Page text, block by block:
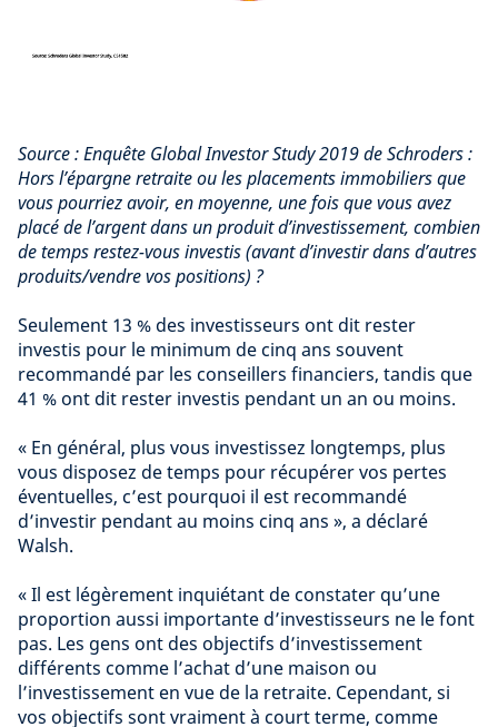
Source : Enquête Global Investor Study 2019 de Schroders :
Hors l’épargne retraite ou les placements immobiliers que
vous pourriez avoir, en moyenne, une fois que vous avez
placé de l’argent dans un produit d’investissement, combien
de temps restez-vous investis (avant d’investir dans d’autres
produits/vendre vos positions) ?
Seulement 13 % des investisseurs ont dit rester
investis pour le minimum de cinq ans souvent
recommandé par les conseillers financiers, tandis que
41 % ont dit rester investis pendant un an ou moins.
« En général, plus vous investissez longtemps, plus
vous disposez de temps pour récupérer vos pertes
éventuelles, c’est pourquoi il est recommandé
d’investir pendant au moins cinq ans », a déclaré
Walsh.
« Il est légèrement inquiétant de constater qu’une
proportion aussi importante d’investisseurs ne le font
pas. Les gens ont des objectifs d’investissement
différents comme l’achat d’une maison ou
l’investissement en vue de la retraite. Cependant, si
vos objectifs sont vraiment à court terme, comme